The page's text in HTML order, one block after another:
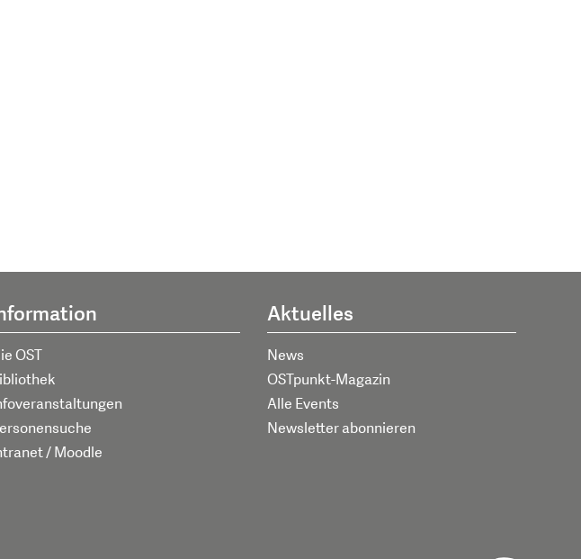
OST
/ Moodle
Aktuelles
News
OSTpunkt-Magazin
Alle Events
Newsletter abonnieren